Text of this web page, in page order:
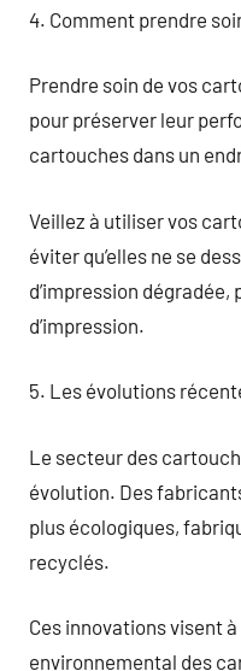
4. Comment prendre
Prendre soin de vos
pour préserver leur
cartouches dans un
Veillez à utiliser vos
éviter qu’elles ne se
d’impression
d’impression.
5. Les évolutions
Le secteur des
évolution. Des
plus écologiques,
recyclés.
Ces innovations visent
environnemental des